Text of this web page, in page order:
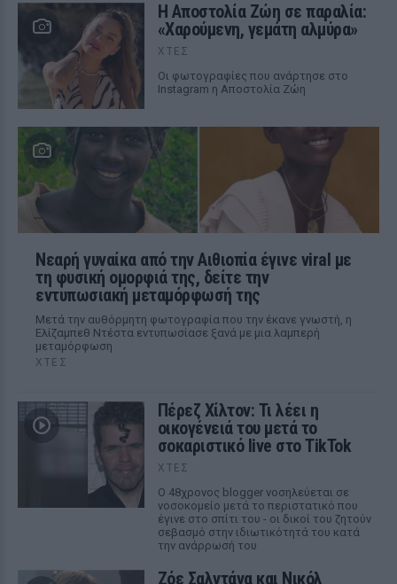
Η Αποστολία Ζώη σε παραλία:
«Χαρούμενη, γεμάτη αλμύρα»
ΧΤΕΣ
Οι φωτογραφίες που ανάρτησε στο
Instagram η Αποστολία Ζώη
Νεαρή γυναίκα από την Αιθιοπία έγινε viral με
τη φυσική ομορφιά της, δείτε την
εντυπωσιακή μεταμόρφωσή της
Μετά την αυθόρμητη φωτογραφία που την έκανε γνωστή, η
Ελίζαμπεθ Ντέστα εντυπωσίασε ξανά με μια λαμπερή
μεταμόρφωση
ΧΤΕΣ
Πέρεζ Χίλτον: Τι λέει η
οικογένειά του μετά το
σοκαριστικό live στο TikTok
ΧΤΕΣ
Ο 48χρονος blogger νοσηλεύεται σε
νοσοκομείο μετά το περιστατικό που
έγινε στο σπίτι του - οι δικοί του ζητούν
σεβασμό στην ιδιωτικότητά του κατά
την ανάρρωσή του
Ζόε Σαλντάνα και Νικόλ